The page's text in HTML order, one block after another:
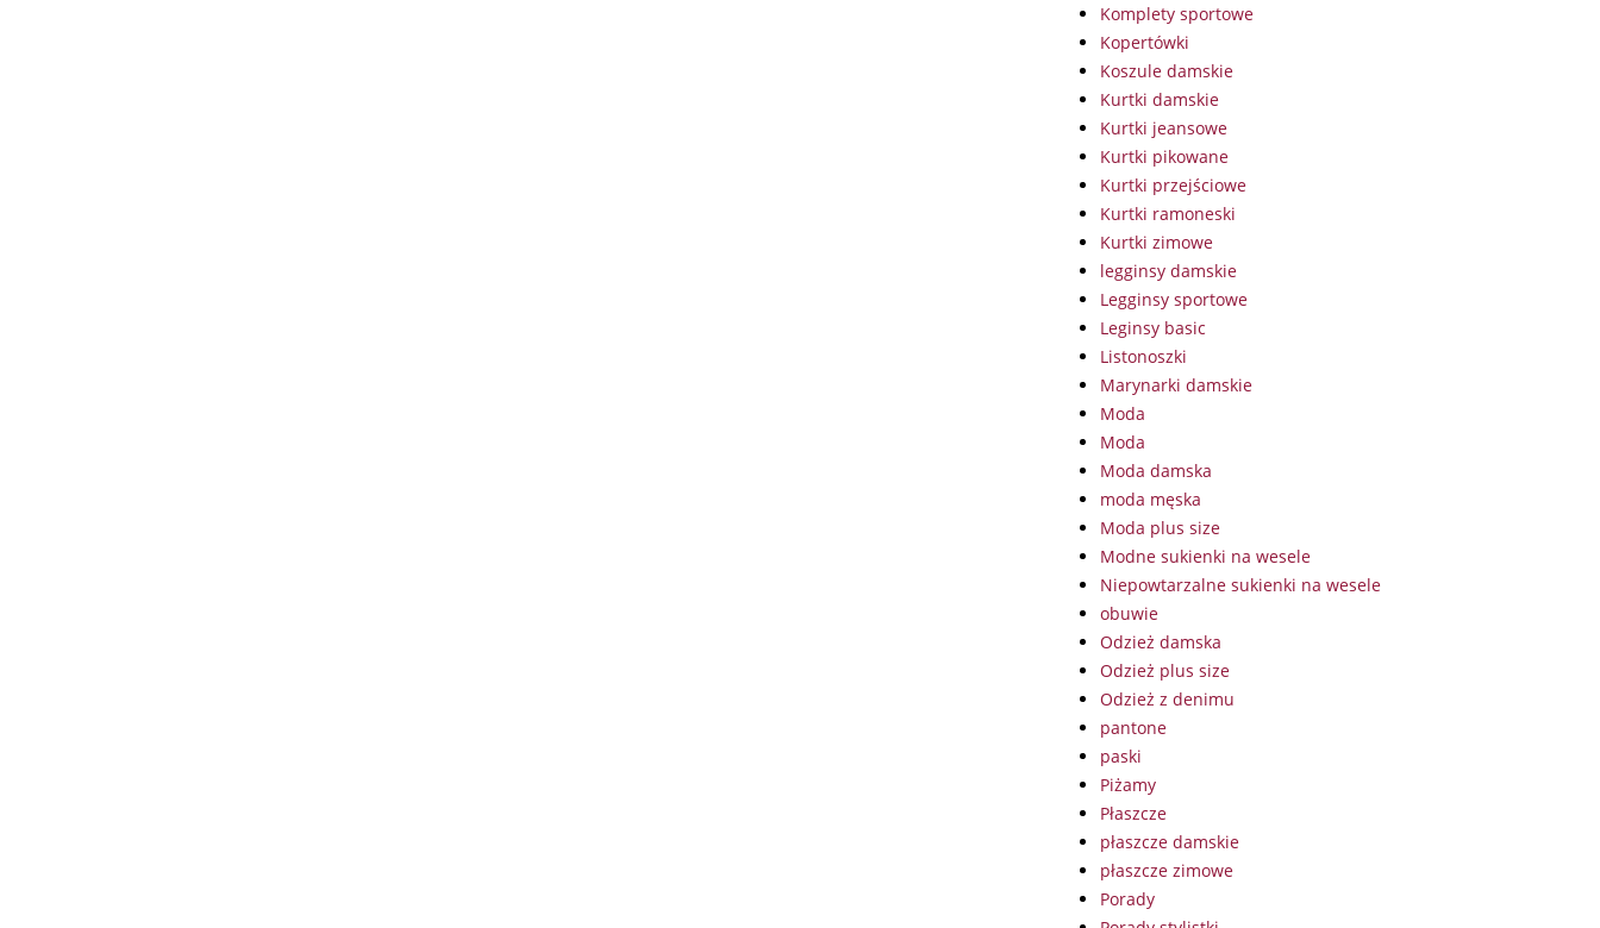
Komplety sportowe
Kopertówki
Koszule damskie
Kurtki damskie
Kurtki jeansowe
Kurtki pikowane
Kurtki przejściowe
Kurtki ramoneski
Kurtki zimowe
legginsy damskie
Legginsy sportowe
Leginsy basic
Listonoszki
Marynarki damskie
Moda
Moda
Moda damska
moda męska
Moda plus size
Modne sukienki na wesele
Niepowtarzalne sukienki na wesele
obuwie
Odzież damska
Odzież plus size
Odzież z denimu
pantone
paski
Piżamy
Płaszcze
płaszcze damskie
płaszcze zimowe
Porady